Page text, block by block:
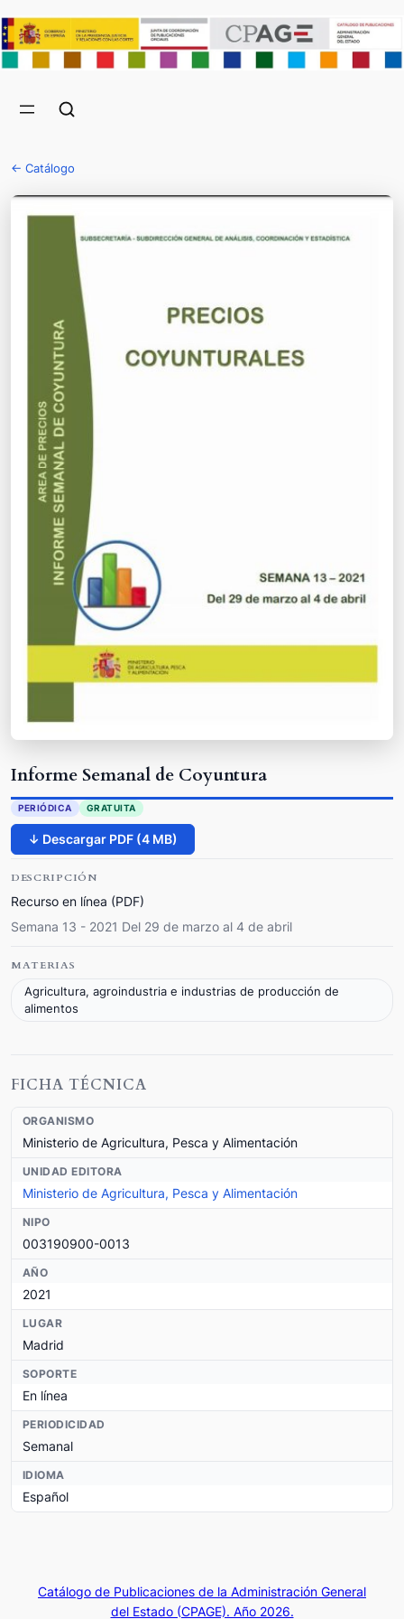
← Catálogo
Informe Semanal de Coyuntura
PERIÓDICA GRATUITA
↓ Descargar PDF (4 MB)
DESCRIPCIÓN
Recurso en línea (PDF)
Semana 13 - 2021 Del 29 de marzo al 4 de abril
MATERIAS
Agricultura, agroindustria e industrias de producción de
alimentos
FICHA TÉCNICA
ORGANISMO
Ministerio de Agricultura, Pesca y Alimentación
UNIDAD EDITORA
Ministerio de Agricultura, Pesca y Alimentación
NIPO
003190900-0013
AÑO
2021
LUGAR
Madrid
SOPORTE
En línea
PERIODICIDAD
Semanal
IDIOMA
Español
Catálogo de Publicaciones de la Administración General
del Estado (CPAGE). Año 2026.